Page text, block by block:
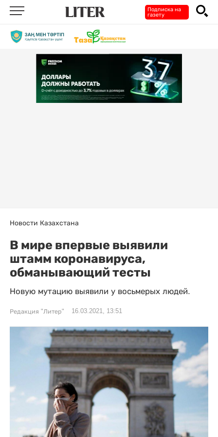
Подписка на
газету
Новости Казахстана
В мире впервые выявили
штамм коронавируса,
обманывающий тесты
Новую мутацию выявили у восьмерых людей.
Редакция "Литер" 16.03.2021, 13:51